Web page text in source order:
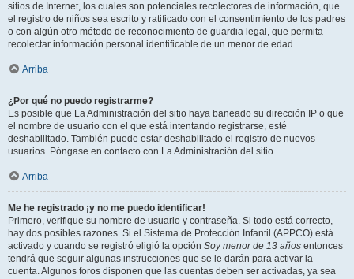
sitios de Internet, los cuales son potenciales recolectores de información, que
el registro de niños sea escrito y ratificado con el consentimiento de los padres
o con algún otro método de reconocimiento de guardia legal, que permita
recolectar información personal identificable de un menor de edad.
Arriba
¿Por qué no puedo registrarme?
Es posible que La Administración del sitio haya baneado su dirección IP o que
el nombre de usuario con el que está intentando registrarse, esté
deshabilitado. También puede estar deshabilitado el registro de nuevos
usuarios. Póngase en contacto con La Administración del sitio.
Arriba
Me he registrado ¡y no me puedo identificar!
Primero, verifique su nombre de usuario y contraseña. Si todo está correcto,
hay dos posibles razones. Si el Sistema de Protección Infantil (APPCO) está
activado y cuando se registró eligió la opción Soy menor de 13 años entonces
tendrá que seguir algunas instrucciones que se le darán para activar la
cuenta. Algunos foros disponen que las cuentas deben ser activadas, ya sea